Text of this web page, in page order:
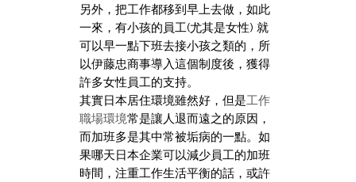
另外，把工作都移到早上去做，如此
一來，有小孩的員工(尤其是女性) 就
可以早一點下班去接小孩之類的，所
以伊藤忠商事導入這個制度後，獲得
許多女性員工的支持。
其實日本居住環境雖然好，但是工作
職場環境常是讓人退而遠之的原因，
而加班多是其中常被垢病的一點。如
果哪天日本企業可以減少員工的加班
時間，注重工作生活平衡的話，或許